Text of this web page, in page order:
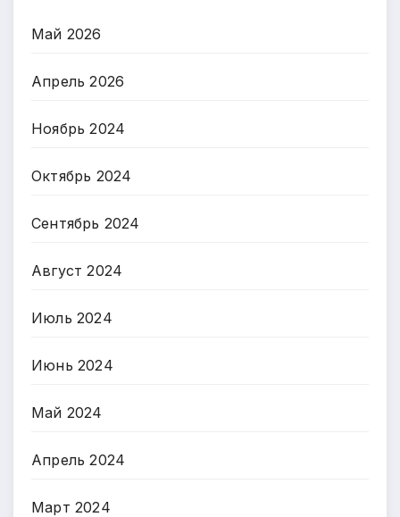
Май 2026
Апрель 2026
Ноябрь 2024
Октябрь 2024
Сентябрь 2024
Август 2024
Июль 2024
Июнь 2024
Май 2024
Апрель 2024
Март 2024